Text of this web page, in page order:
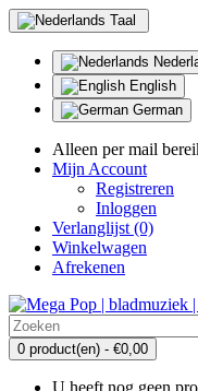
Taal
English
German
Alleen per mail
Mijn Account
Registreren
Inloggen
Verlanglijst (0)
Winkelwagen
Afrekenen
0 product(en) - €0,00
U heeft nog geen